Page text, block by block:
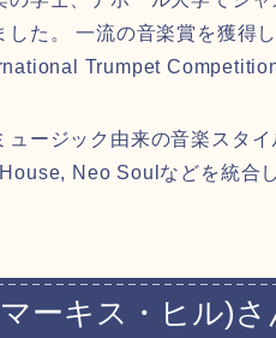
した。 一流の音楽賞を獲
Trumpet
ュージック由来の音楽スタ
Neo Soulなどを統合し
ーキス・ヒル)